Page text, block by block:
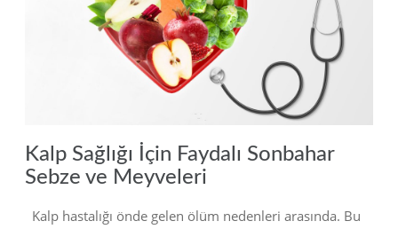
Kalp Sağlığı İçin Faydalı Sonbahar
Sebze ve Meyveleri
Kalp hastalığı önde gelen ölüm nedenleri arasında. Bu